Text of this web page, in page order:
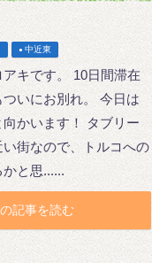
中近東
キです。 10日間滞在
ついにお別れ。 今日は
かいます！ タブリー
い街なので、トルコへの
と思......
記事を読む